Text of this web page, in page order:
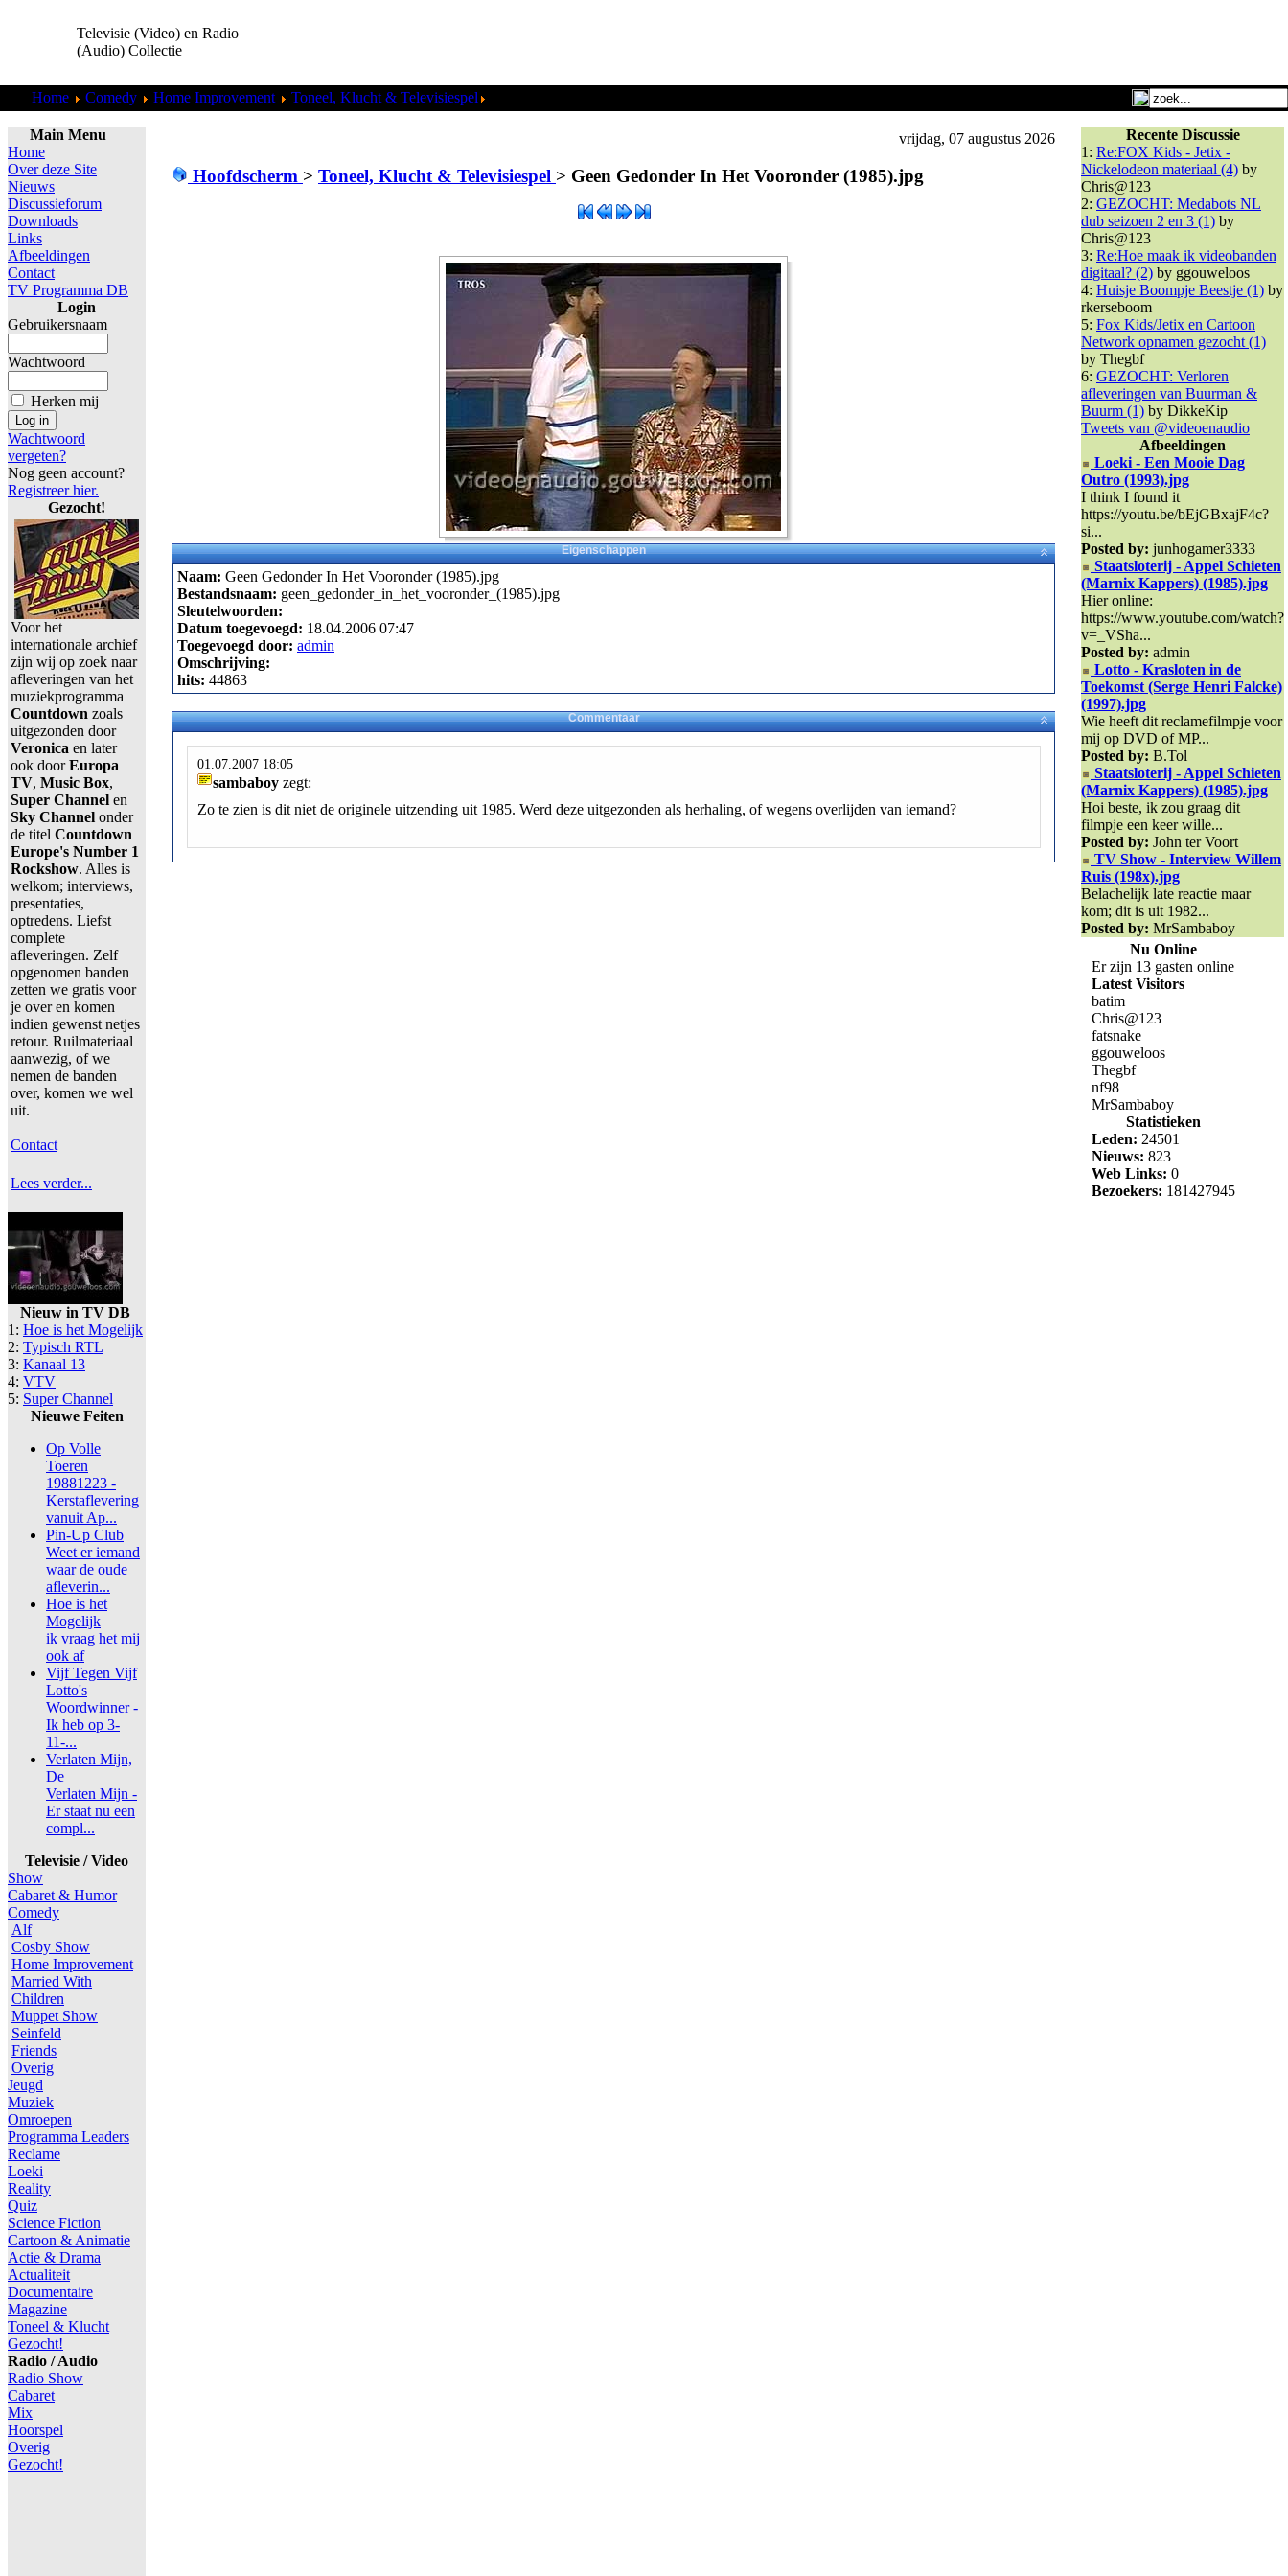
Televisie (Video) en Radio
(Audio) Collectie
Home Comedy Home Improvement Toneel, Klucht & Televisiespel
Main Menu
Home
Over deze Site
Nieuws
Discussieforum
Downloads
Links
Afbeeldingen
Contact
TV Programma DB
Login
Gebruikersnaam
Wachtwoord
Herken mij
Wachtwoord
vergeten?
Nog geen account?
Registreer hier.
Gezocht!
Voor het
internationale archief
zijn wij op zoek naar
afleveringen van het
muziekprogramma
Countdown zoals
uitgezonden door
Veronica en later
ook doorEuropa
TV, Music Box,
Super Channel en
Sky Channel onder
de titel Countdown
Europe's Number 1
Rockshow. Alles is
welkom; interviews,
presentaties,
optredens. Liefst
complete
afleveringen. Zelf
opgenomen banden
zetten we gratis voor
je over en komen
indien gewenst netjes
retour. Ruilmateriaal
aanwezig, of we
nemen de banden
over, komen we wel
uit.
Contact
Lees verder...
Nieuw in TV DB
1: Hoe is het Mogelijk
2: Typisch RTL
3: Kanaal 13
4: VTV
5: Super Channel
Nieuwe Feiten
Op Volle
Toeren
19881223 -
Kerstaflevering
vanuit Ap...
Pin-Up Club
Weet er iemand
waar de oude
afleverin...
Hoe is het
Mogelijk
ik vraag het mij
ook af
Vijf Tegen Vijf
Lotto's
Woordwinner -
Ik heb op 3-
11-...
Verlaten Mijn,
De
Verlaten Mijn -
Er staat nu een
compl...
Televisie / Video
Show
Cabaret & Humor
Comedy
Alf
Cosby Show
Home Improvement
Married With
Children
Muppet Show
Seinfeld
Friends
Overig
Jeugd
Muziek
Omroepen
Programma Leaders
Reclame
Loeki
Reality
Quiz
Science Fiction
Cartoon & Animatie
Actie & Drama
Actualiteit
Documentaire
Magazine
Toneel & Klucht
Gezocht!
Radio / Audio
Radio Show
Cabaret
Mix
Hoorspel
Overig
Gezocht!
vrijdag, 07 augustus 2026
Hoofdscherm > Toneel, Klucht & Televisiespel > Geen Gedonder In Het Vooronder (1985).jpg
Eigenschappen
Naam: Geen Gedonder In Het Vooronder (1985).jpg
Bestandsnaam: geen_gedonder_in_het_vooronder_(1985).jpg
Sleutelwoorden:
Datum toegevoegd: 18.04.2006 07:47
Toegevoegd door: admin
Omschrijving:
hits: 44863
Commentaar
01.07.2007 18:05
sambaboy zegt:
Zo te zien is dit niet de originele uitzending uit 1985. Werd deze uitgezonden als herhaling, of wegens overlijden van iemand?
Recente Discussie
1: Re:FOX Kids - Jetix -
Nickelodeon materiaal (4) by
Chris@123
2: GEZOCHT: Medabots NL
dub seizoen 2 en 3 (1) by
Chris@123
3: Re:Hoe maak ik videobanden
digitaal? (2) by ggouweloos
4: Huisje Boompje Beestje (1) by
rkerseboom
5: Fox Kids/Jetix en Cartoon
Network opnamen gezocht (1)
by Thegbf
6: GEZOCHT: Verloren
afleveringen van Buurman &
Buurm (1) by DikkeKip
Tweets van @videoenaudio
Afbeeldingen
Loeki - Een Mooie Dag
Outro (1993).jpg
I think I found it
https://youtu.be/bEjGBxajF4c?
si...
Posted by: junhogamer3333
Staatsloterij - Appel Schieten
(Marnix Kappers) (1985).jpg
Hier online:
https://www.youtube.com/watch?
v=_VSha...
Posted by: admin
Lotto - Krasloten in de
Toekomst (Serge Henri Falcke)
(1997).jpg
Wie heeft dit reclamefilmpje voor
mij op DVD of MP...
Posted by: B.Tol
Staatsloterij - Appel Schieten
(Marnix Kappers) (1985).jpg
Hoi beste, ik zou graag dit
filmpje een keer wille...
Posted by: John ter Voort
TV Show - Interview Willem
Ruis (198x).jpg
Belachelijk late reactie maar
kom; dit is uit 1982...
Posted by: MrSambaboy
Nu Online
Er zijn 13 gasten online
Latest Visitors
batim
Chris@123
fatsnake
ggouweloos
Thegbf
nf98
MrSambaboy
Statistieken
Leden: 24501
Nieuws: 823
Web Links: 0
Bezoekers: 181427945